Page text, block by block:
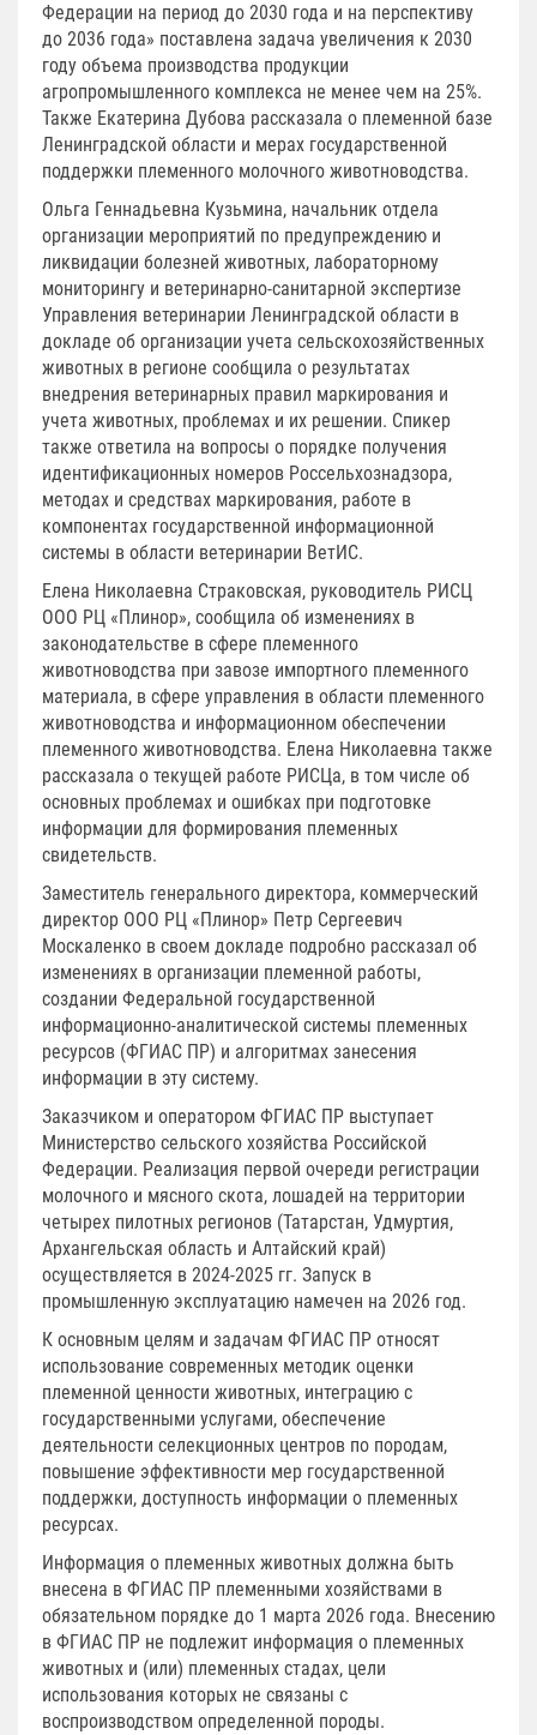
Федерации на период до 2030 года и на перспективу
до 2036 года» поставлена задача увеличения к 2030
году объема производства продукции
агропромышленного комплекса не менее чем на 25%.
Также Екатерина Дубова рассказала о племенной базе
Ленинградской области и мерах государственной
поддержки племенного молочного животноводства.
Ольга Геннадьевна Кузьмина, начальник отдела
организации мероприятий по предупреждению и
ликвидации болезней животных, лабораторному
мониторингу и ветеринарно-санитарной экспертизе
Управления ветеринарии Ленинградской области в
докладе об организации учета сельскохозяйственных
животных в регионе сообщила о результатах
внедрения ветеринарных правил маркирования и
учета животных, проблемах и их решении. Спикер
также ответила на вопросы о порядке получения
идентификационных номеров Россельхознадзора,
методах и средствах маркирования, работе в
компонентах государственной информационной
системы в области ветеринарии ВетИС.
Елена Николаевна Страковская, руководитель РИСЦ
ООО РЦ «Плинор», сообщила об изменениях в
законодательстве в сфере племенного
животноводства при завозе импортного племенного
материала, в сфере управления в области племенного
животноводства и информационном обеспечении
племенного животноводства. Елена Николаевна также
рассказала о текущей работе РИСЦа, в том числе об
основных проблемах и ошибках при подготовке
информации для формирования племенных
свидетельств.
Заместитель генерального директора, коммерческий
директор ООО РЦ «Плинор» Петр Сергеевич
Москаленко в своем докладе подробно рассказал об
изменениях в организации племенной работы,
создании Федеральной государственной
информационно-аналитической системы племенных
ресурсов (ФГИАС ПР) и алгоритмах занесения
информации в эту систему.
Заказчиком и оператором ФГИАС ПР выступает
Министерство сельского хозяйства Российской
Федерации. Реализация первой очереди регистрации
молочного и мясного скота, лошадей на территории
четырех пилотных регионов (Татарстан, Удмуртия,
Архангельская область и Алтайский край)
осуществляется в 2024-2025 гг. Запуск в
промышленную эксплуатацию намечен на 2026 год.
К основным целям и задачам ФГИАС ПР относят
использование современных методик оценки
племенной ценности животных, интеграцию с
государственными услугами, обеспечение
деятельности селекционных центров по породам,
повышение эффективности мер государственной
поддержки, доступность информации о племенных
ресурсах.
Информация о племенных животных должна быть
внесена в ФГИАС ПР племенными хозяйствами в
обязательном порядке до 1 марта 2026 года. Внесению
в ФГИАС ПР не подлежит информация о племенных
животных и (или) племенных стадах, цели
использования которых не связаны с
воспроизводством определенной породы.